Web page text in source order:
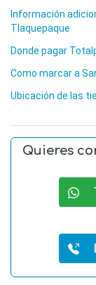
Información
Tlaquepaque
Donde pagar
Como marcar a
Ubicación de las
Quieres